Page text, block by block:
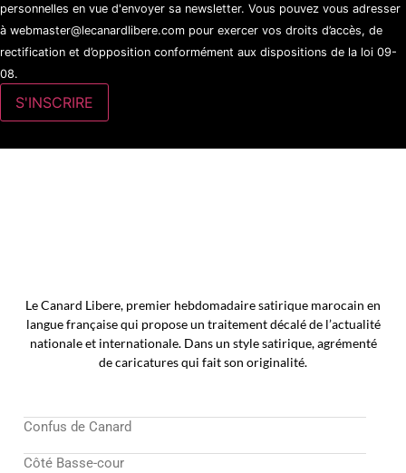
personnelles en vue d'envoyer sa newsletter. Vous pouvez vous adresser
à webmaster@lecanardlibere.com pour exercer vos droits d’accès, de
rectification et d’opposition conformément aux dispositions de la loi 09-
08.
Le Canard Libere, premier hebdomadaire satirique marocain en
langue française qui propose un traitement décalé de l’actualité
nationale et internationale. Dans un style satirique, agrémenté
de caricatures qui fait son originalité.
Confus de Canard
Côté Basse-cour